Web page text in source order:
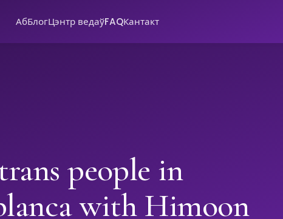
АбБлогЦэнтр ведаўFAQКантакт
people in
with Himoon